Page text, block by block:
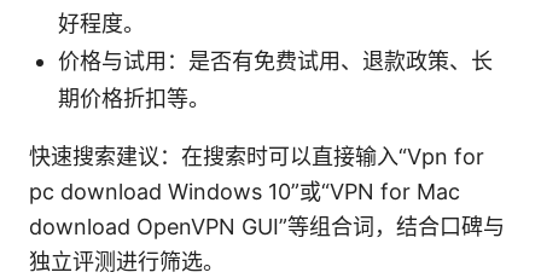
好程度。
价格与试用：是否有免费试用、退款政策、长
期价格折扣等。
快速搜索建议：在搜索时可以直接输入“Vpn for
pc download Windows 10”或“VPN for Mac
download OpenVPN GUI”等组合词，结合口碑与
独立评测进行筛选。